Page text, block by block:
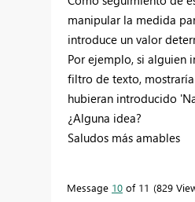
manipular la medida
introduce un valor
Por ejemplo, si alguien
filtro de texto,
hubieran introducido
¿Alguna idea?
Saludos más amables
Message 10 of 11 829